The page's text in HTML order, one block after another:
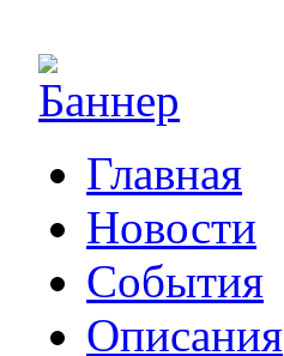
Главная
Новости
События
Описания